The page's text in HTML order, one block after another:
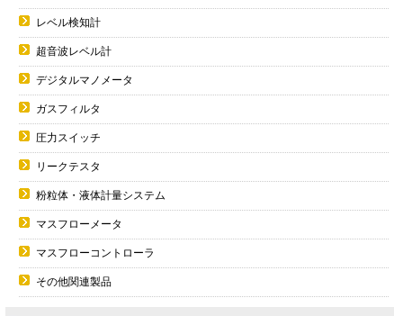
レベル検知計
超音波レベル計
デジタルマノメータ
ガスフィルタ
圧力スイッチ
リークテスタ
粉粒体・液体計量システム
マスフローメータ
マスフローコントローラ
その他関連製品